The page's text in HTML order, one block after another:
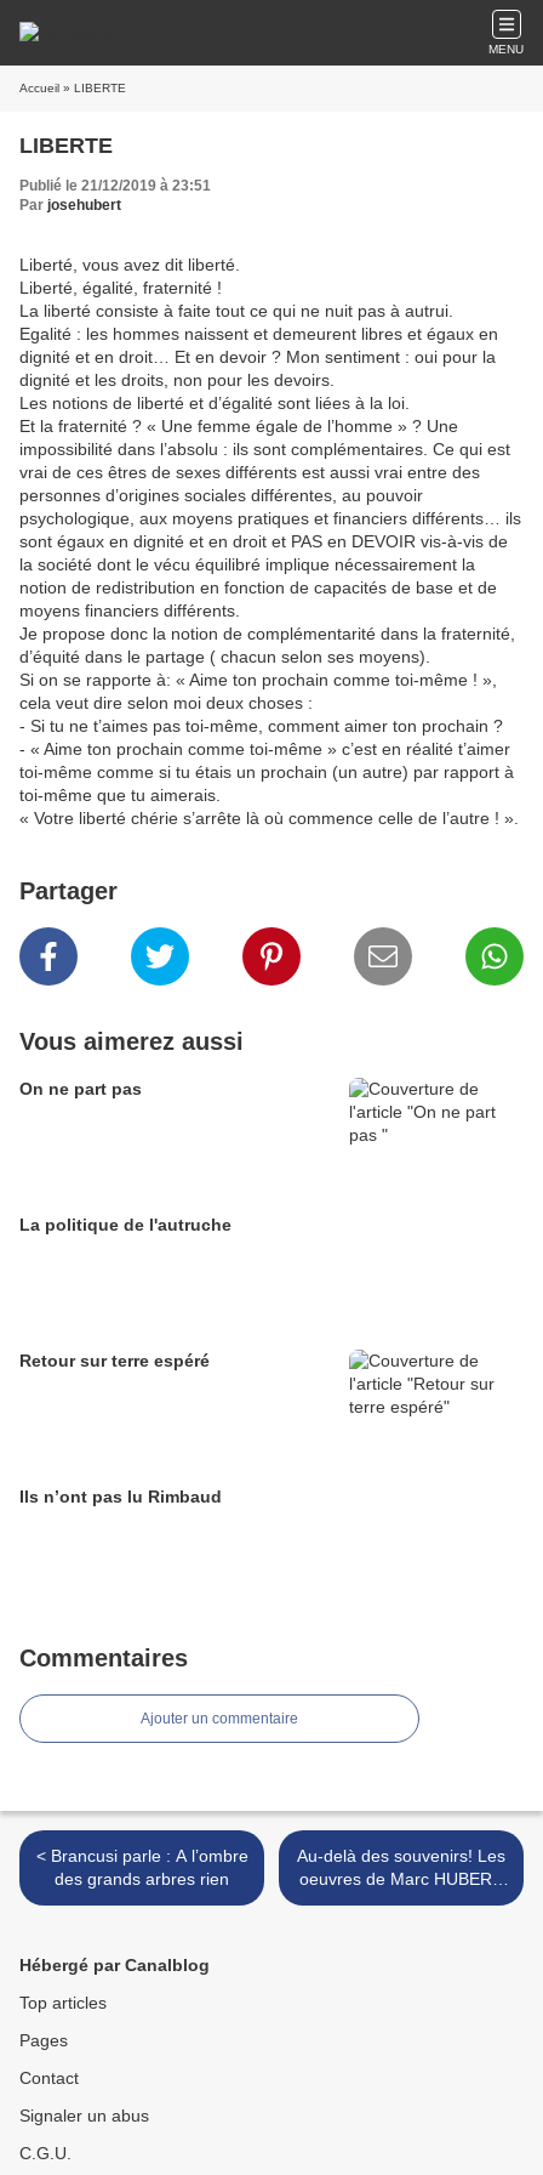
MENU
Accueil » LIBERTE
LIBERTE
Publié le 21/12/2019 à 23:51
Par josehubert
Liberté, vous avez dit liberté.
Liberté, égalité, fraternité !
La liberté consiste à faite tout ce qui ne nuit pas à autrui.
Egalité : les hommes naissent et demeurent libres et égaux en
dignité et en droit… Et en devoir ? Mon sentiment : oui pour la
dignité et les droits, non pour les devoirs.
Les notions de liberté et d’égalité sont liées à la loi.
Et la fraternité ? « Une femme égale de l’homme » ? Une
impossibilité dans l’absolu : ils sont complémentaires. Ce qui est
vrai de ces êtres de sexes différents est aussi vrai entre des
personnes d’origines sociales différentes, au pouvoir
psychologique, aux moyens pratiques et financiers différents… ils
sont égaux en dignité et en droit et PAS en DEVOIR vis-à-vis de
la société dont le vécu équilibré implique nécessairement la
notion de redistribution en fonction de capacités de base et de
moyens financiers différents.
Je propose donc la notion de complémentarité dans la fraternité,
d’équité dans le partage ( chacun selon ses moyens).
Si on se rapporte à: « Aime ton prochain comme toi-même ! »,
cela veut dire selon moi deux choses :
- Si tu ne t’aimes pas toi-même, comment aimer ton prochain ?
- « Aime ton prochain comme toi-même » c’est en réalité t’aimer
toi-même comme si tu étais un prochain (un autre) par rapport à
toi-même que tu aimerais.
« Votre liberté chérie s’arrête là où commence celle de l’autre ! ».
Partager
Vous aimerez aussi
On ne part pas
La politique de l'autruche
Retour sur terre espéré
Ils n’ont pas lu Rimbaud
Commentaires
Ajouter un commentaire
< Brancusi parle : A l’ombre
des grands arbres rien
Au-delà des souvenirs! Les
oeuvres de Marc HUBERT
parlent. >
Hébergé par Canalblog
Top articles
Pages
Contact
Signaler un abus
C.G.U.